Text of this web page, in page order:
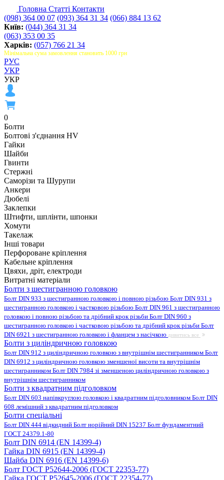
Головна Статті Контакти
(098) 364 00 07 (093) 364 31 34 (066) 884 13 62
Київ: (044) 364 31 34
(063) 353 00 35
Харків: (057) 766 21 34
Мінімальна сума замовлення становить 1000 грн
РУС
УКР
УКР
0
Болти
Болтові з'єднання HV
Гайки
Шайби
Гвинти
Стержні
Саморізи та Шурупи
Анкери
Дюбелі
Заклепки
Штифти, шплінти, шпонки
Хомути
Такелаж
Інші товари
Перфороване кріплення
Кабельне кріплення
Цвяхи, дріт, електроди
Витратні матеріали
Болти з шестигранною головкою
Болт DIN 933 з шестигранною головкою і повною різьбою Болт DIN 931 з
шестигранною головкою і частковою різьбою Болт DIN 961 з шестигранною
головкою і повною різьбою та дрібний крок різьби Болт DIN 960 з
шестигранною головкою і частковою різьбою та дрібний крок різьби Болт
DIN 6921 з шестигранною головкою і фланцем з насічкою дивитись все
Болти з циліндричною головкою
Болт DIN 912 з циліндричною головкою з внутрішнім шестигранником Болт
DIN 6912 з циліндричною головкою зменшеної висоти та внутрішнім
шестигранником Болт DIN 7984 зі зменшеною циліндричною головкою з
внутрішнім шестигранником
Болти з квадратним підголовком
Болт DIN 603 напівкруглою головкою і квадратним підголовником Болт DIN
608 лемішний з квадратним підголовком
Болти спеціальні
Болт DIN 444 відкидний Болт норійний DIN 15237 Болт фундаментний
ГОСТ 24379.1-80
Болт DIN 6914 (EN 14399-4)
Гайка DIN 6915 (EN 14399-4)
Шайба DIN 6916 (EN 14399-6)
Болт ГОСТ Р52644-2006 (ГОСТ 22353-77)
Гайка ГОСТ Р52645-2006 (ГОСТ 22354-77)